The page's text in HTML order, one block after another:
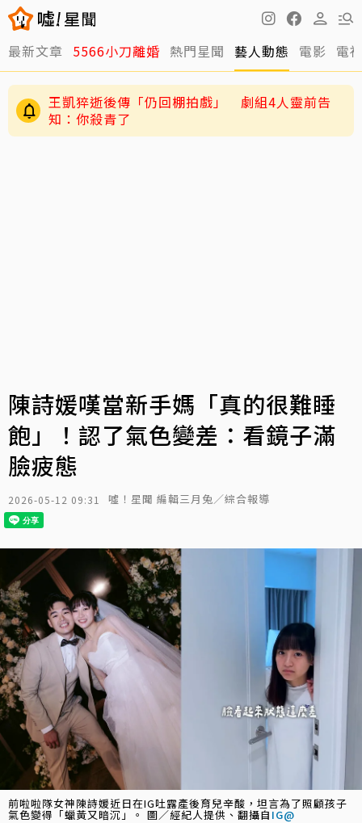
最新文章 5566小刀離婚 熱門星聞 藝人動態 電影 電
王凱猝逝後傳「仍回棚拍戲」 劇組4人靈前告
知：你殺青了
陳詩媛嘆當新手媽「真的很難睡
飽」！認了氣色變差：看鏡子滿
臉疲態
2026-05-12 09:31 噓！星聞 編輯三月兔／綜合報導
前啦啦隊女神陳詩媛近日在IG吐露產後育兒辛酸，坦言為了照顧孩子
氣色變得「蠟黃又暗沉」。 圖／經紀人提供、翻攝自 IG@